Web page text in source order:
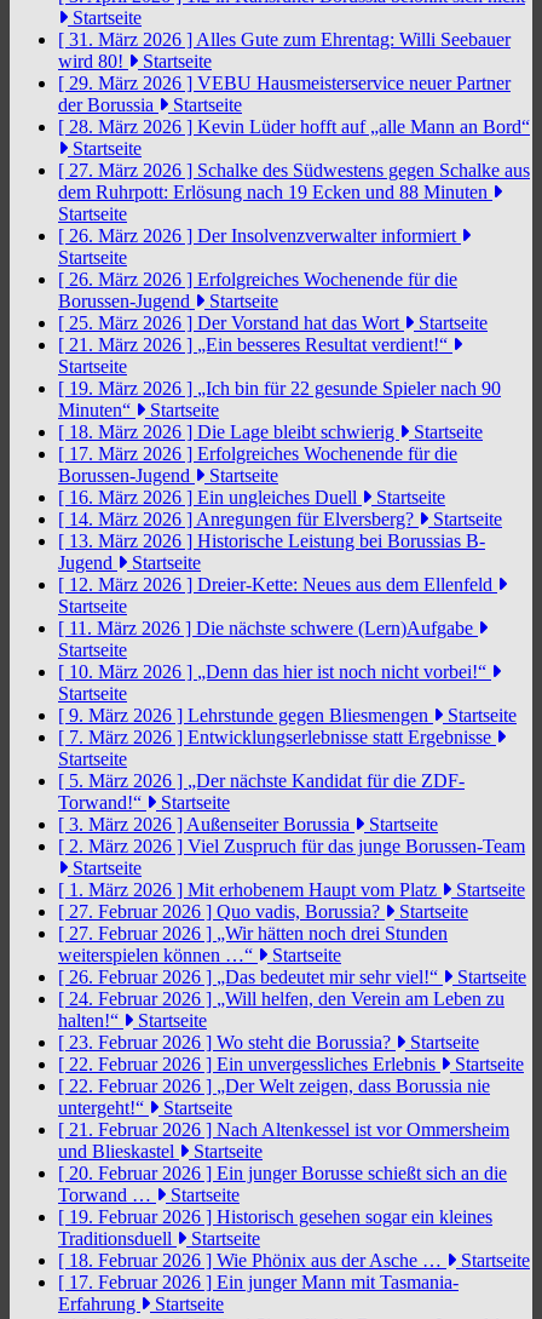
Startseite
[ 31. März 2026 ] Alles Gute zum Ehrentag: Willi Seebauer
wird 80!
Startseite
[ 29. März 2026 ] VEBU Hausmeisterservice neuer Partner
der Borussia
Startseite
[ 28. März 2026 ] Kevin Lüder hofft auf „alle Mann an Bord“
Startseite
[ 27. März 2026 ] Schalke des Südwestens gegen Schalke aus
dem Ruhrpott: Erlösung nach 19 Ecken und 88 Minuten
Startseite
[ 26. März 2026 ] Der Insolvenzverwalter informiert
Startseite
[ 26. März 2026 ] Erfolgreiches Wochenende für die
Borussen-Jugend
Startseite
[ 25. März 2026 ] Der Vorstand hat das Wort
Startseite
[ 21. März 2026 ] „Ein besseres Resultat verdient!“
Startseite
[ 19. März 2026 ] „Ich bin für 22 gesunde Spieler nach 90
Minuten“
Startseite
[ 18. März 2026 ] Die Lage bleibt schwierig
Startseite
[ 17. März 2026 ] Erfolgreiches Wochenende für die
Borussen-Jugend
Startseite
[ 16. März 2026 ] Ein ungleiches Duell
Startseite
[ 14. März 2026 ] Anregungen für Elversberg?
Startseite
[ 13. März 2026 ] Historische Leistung bei Borussias B-
Jugend
Startseite
[ 12. März 2026 ] Dreier-Kette: Neues aus dem Ellenfeld
Startseite
[ 11. März 2026 ] Die nächste schwere (Lern)Aufgabe
Startseite
[ 10. März 2026 ] „Denn das hier ist noch nicht vorbei!“
Startseite
[ 9. März 2026 ] Lehrstunde gegen Bliesmengen
Startseite
[ 7. März 2026 ] Entwicklungserlebnisse statt Ergebnisse
Startseite
[ 5. März 2026 ] „Der nächste Kandidat für die ZDF-
Torwand!“
Startseite
[ 3. März 2026 ] Außenseiter Borussia
Startseite
[ 2. März 2026 ] Viel Zuspruch für das junge Borussen-Team
Startseite
[ 1. März 2026 ] Mit erhobenem Haupt vom Platz
Startseite
[ 27. Februar 2026 ] Quo vadis, Borussia?
Startseite
[ 27. Februar 2026 ] „Wir hätten noch drei Stunden
weiterspielen können …“
Startseite
[ 26. Februar 2026 ] „Das bedeutet mir sehr viel!“
Startseite
[ 24. Februar 2026 ] „Will helfen, den Verein am Leben zu
halten!“
Startseite
[ 23. Februar 2026 ] Wo steht die Borussia?
Startseite
[ 22. Februar 2026 ] Ein unvergessliches Erlebnis
Startseite
[ 22. Februar 2026 ] „Der Welt zeigen, dass Borussia nie
untergeht!“
Startseite
[ 21. Februar 2026 ] Nach Altenkessel ist vor Ommersheim
und Blieskastel
Startseite
[ 20. Februar 2026 ] Ein junger Borusse schießt sich an die
Torwand …
Startseite
[ 19. Februar 2026 ] Historisch gesehen sogar ein kleines
Traditionsduell
Startseite
[ 18. Februar 2026 ] Wie Phönix aus der Asche …
Startseite
[ 17. Februar 2026 ] Ein junger Mann mit Tasmania-
Erfahrung
Startseite